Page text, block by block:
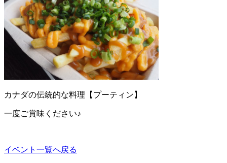
カナダの伝統的な料理【プーティン】
一度ご賞味ください♪
イベント一覧へ戻る